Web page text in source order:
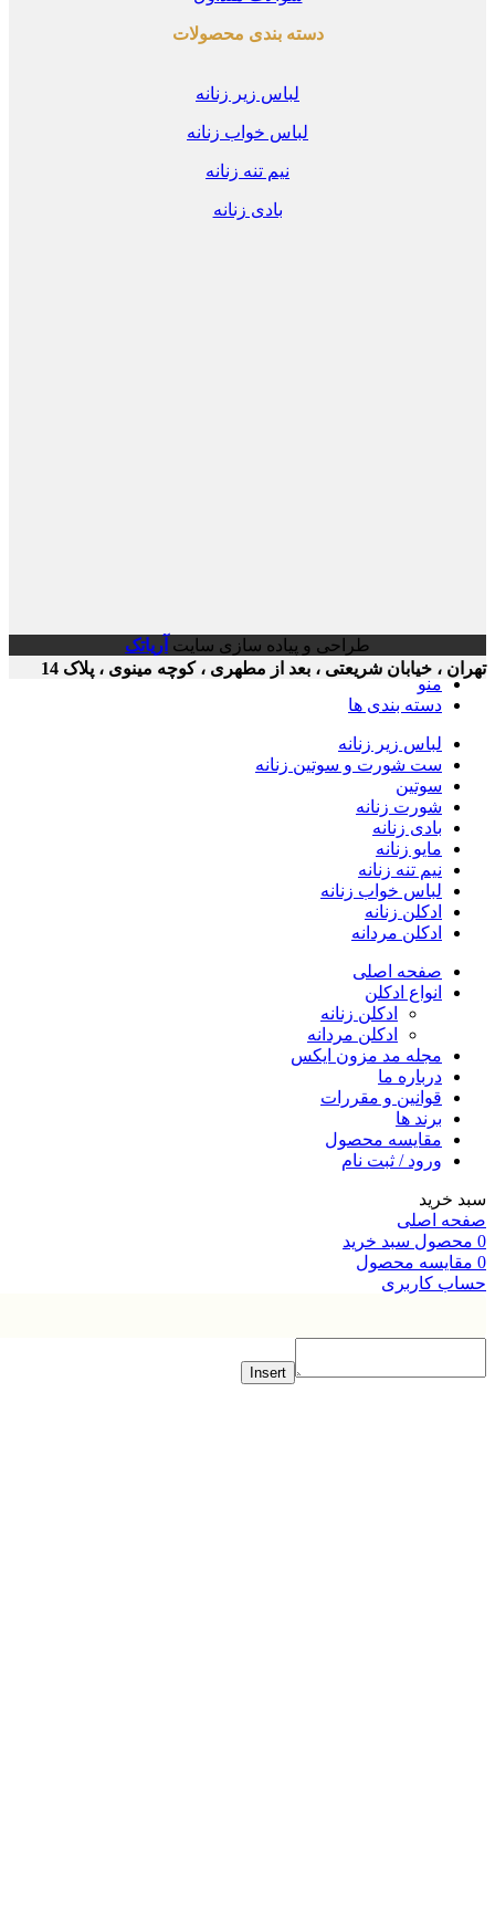
دسته بندی محصولات
لباس زیر زنانه
لباس خواب زنانه
نیم تنه زنانه
بادی زنانه
، خیابان شریعتی ، بعد از مطهری ، کوچه مینوی ، پلاک 14
طراحی و پیاده سازی سایتآریاتک
منو
دسته بندی ها
لباس زیر زنانه
ست شورت و سوتین زنانه
سوتین
شورت زنانه
بادی زنانه
مایو زنانه
نیم تنه زنانه
لباس خواب زنانه
ادکلن زنانه
ادکلن مردانه
صفحه اصلی
انواع ادکلن
ادکلن زنانه
ادکلن مردانه
مجله مد مزون ایکس
درباره ما
قوانین و مقررات
برند ها
مقایسه محصول
ورود / ثبت نام
اصلی
سبد خرید
محصول
کاربری
Insert